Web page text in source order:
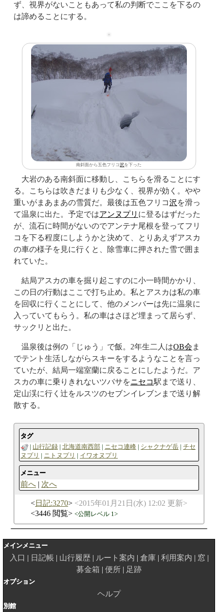
ず、視界がないこともあって私の判断でここを下るの
は諦めることにする。
南斜面から五色フリコ沢 を下った
大岩のある南斜面に移動し、こちらを滑ることにす
る。こちらは吹きだまりも少なく、視界が効く。やや
重いがまあまあの雪質だ。最後は五色フリコ沢 を滑っ
て温泉に出た。予定ではアンヌプリ に登るはずだった
が、流石に時間がないのでアンテナ尾根を登ってフリ
コを下る程度にしようかと決めて、とりあえずアスカ
の車の様子を見に行くと、除雪車に押された雪で囲ま
れていた。
結局アスカの車を掘り起こすのに小一時間かかり、
この日の行動はここで打ち止め。私とアスカは私の車
を回収に行くことにして、他のメンバーは先に温泉に
入っていてもらう。私の車はさほど埋まって居らず、
サックリと出た。
温泉後は例の「じゅう」で飯。2年生二人はOB会 ま
でテント生活しながらスキーをするようなことを言っ
ていたが、結局一端室蘭に戻ることにしたようだ。ア
スカの車に乗りきれないツバサをニセコ駅まで送り、
定山渓に行く辻をルスツのセブンイレブンまで送り解
散する。
タグ
山行記録 北海道南西部 ニセコ連峰 シャクナゲ岳 チセ
ヌプリ
ニトヌプリ イワオヌプリ
メニュー
前へ 次へ
日記:3270
2015年01月21日(水) 12:02 更新
3446 閲覧
公開レベル 1
メインメニュー
入口 日記帳 山行履歴 ルート案内 倉庫 利用案内
窓
募金箱
便所 足跡
オプション
ヘルプ
別館